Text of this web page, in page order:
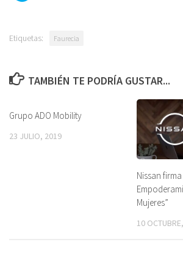
Etiquetas: Faurecia
TAMBIÉN TE PODRÍA GUSTAR...
Grupo ADO Mobility
23 JULIO, 2019
Nissan
Mujeres”
10